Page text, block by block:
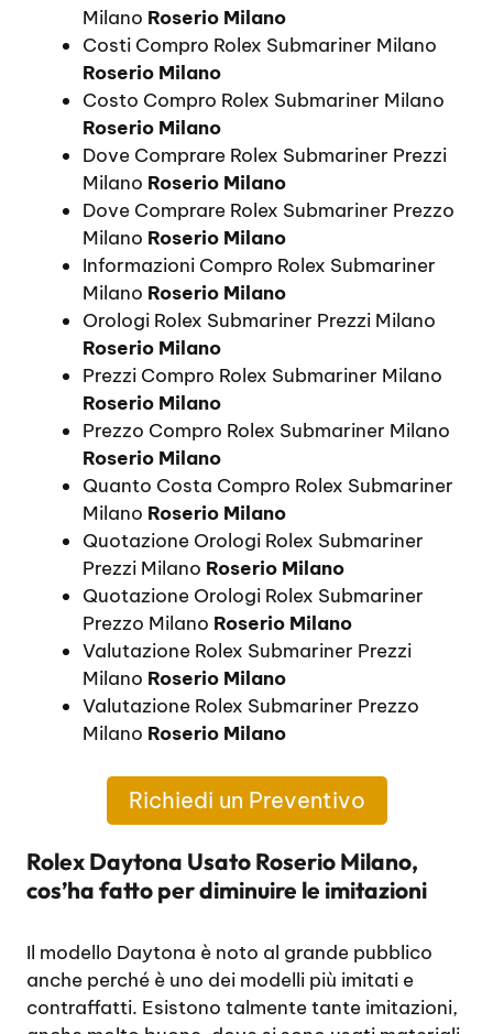
Milano Roserio Milano
Costi Compro Rolex Submariner Milano
Roserio Milano
Costo Compro Rolex Submariner Milano
Roserio Milano
Dove Comprare Rolex Submariner Prezzi
Milano Roserio Milano
Dove Comprare Rolex Submariner Prezzo
Milano Roserio Milano
Informazioni Compro Rolex Submariner
Milano Roserio Milano
Orologi Rolex Submariner Prezzi Milano
Roserio Milano
Prezzi Compro Rolex Submariner Milano
Roserio Milano
Prezzo Compro Rolex Submariner Milano
Roserio Milano
Quanto Costa Compro Rolex Submariner
Milano Roserio Milano
Quotazione Orologi Rolex Submariner
Prezzi Milano Roserio Milano
Quotazione Orologi Rolex Submariner
Prezzo Milano Roserio Milano
Valutazione Rolex Submariner Prezzi
Milano Roserio Milano
Valutazione Rolex Submariner Prezzo
Milano Roserio Milano
Richiedi un Preventivo
Rolex Daytona Usato Roserio Milano,
cos’ha fatto per diminuire le imitazioni
Il modello Daytona è noto al grande pubblico
anche perché è uno dei modelli più imitati e
contraffatti. Esistono talmente tante imitazioni,